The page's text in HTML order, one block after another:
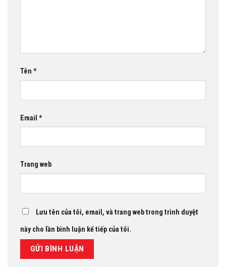
Tên *
Email *
Trang web
Lưu tên của tôi, email, và trang web trong trình duyệt
này cho lần bình luận kế tiếp của tôi.